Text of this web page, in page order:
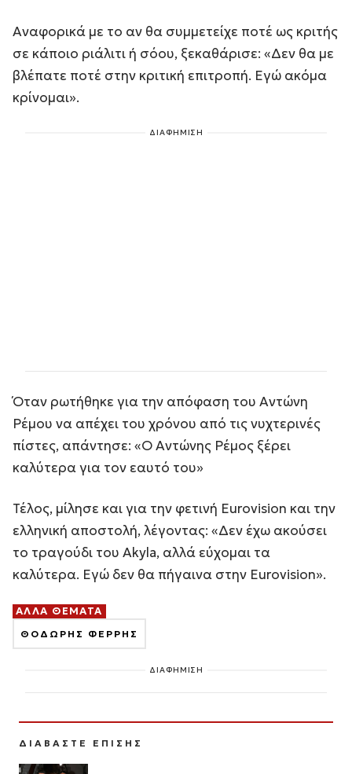
Αναφορικά με το αν θα συμμετείχε ποτέ ως κριτής
σε κάποιο ριάλιτι ή σόου, ξεκαθάρισε: «Δεν θα με
βλέπατε ποτέ στην κριτική επιτροπή. Εγώ ακόμα
κρίνομαι».
ΔΙΑΦΗΜΙΣΗ
Όταν ρωτήθηκε για την απόφαση του Αντώνη
Ρέμου να απέχει του χρόνου από τις νυχτερινές
πίστες, απάντησε: «Ο Αντώνης Ρέμος ξέρει
καλύτερα για τον εαυτό του»
Τέλος, μίλησε και για την φετινή Eurovision και την
ελληνική αποστολή, λέγοντας: «Δεν έχω ακούσει
το τραγούδι του Akyla, αλλά εύχομαι τα
καλύτερα. Εγώ δεν θα πήγαινα στην Eurovision».
ΑΛΛΑ ΘΕΜΑΤΑ
ΘΟΔΩΡΗΣ ΦΕΡΡΗΣ
ΔΙΑΦΗΜΙΣΗ
ΔΙΑΒΑΣΤΕ ΕΠΙΣΗΣ